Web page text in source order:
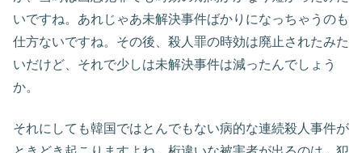
いですね。あれじゃあ未解決事件ばかりになっちゃうのも
仕方ないですね。その後、殺人罪の時効は廃止されたみた
いだけど、それで少しは未解決事件は減ったんでしょう
か。
それにしても韓国ではとんでもない病的な連続殺人事件が